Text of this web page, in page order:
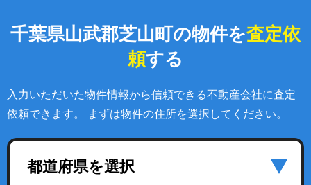
千葉県山武郡芝山町の物件を査定依
頼する
入力いただいた物件情報から信頼できる不動産会社に査定
依頼できます。 まずは物件の住所を選択してください。
都道府県を選択